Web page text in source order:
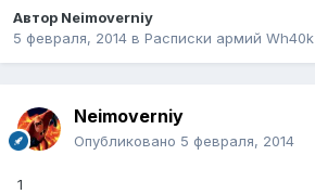
Автор Neimoverniy
5 февраля, 2014 в Расписки армий Wh40k
Neimoverniy
Опубликовано 5 февраля, 2014
1